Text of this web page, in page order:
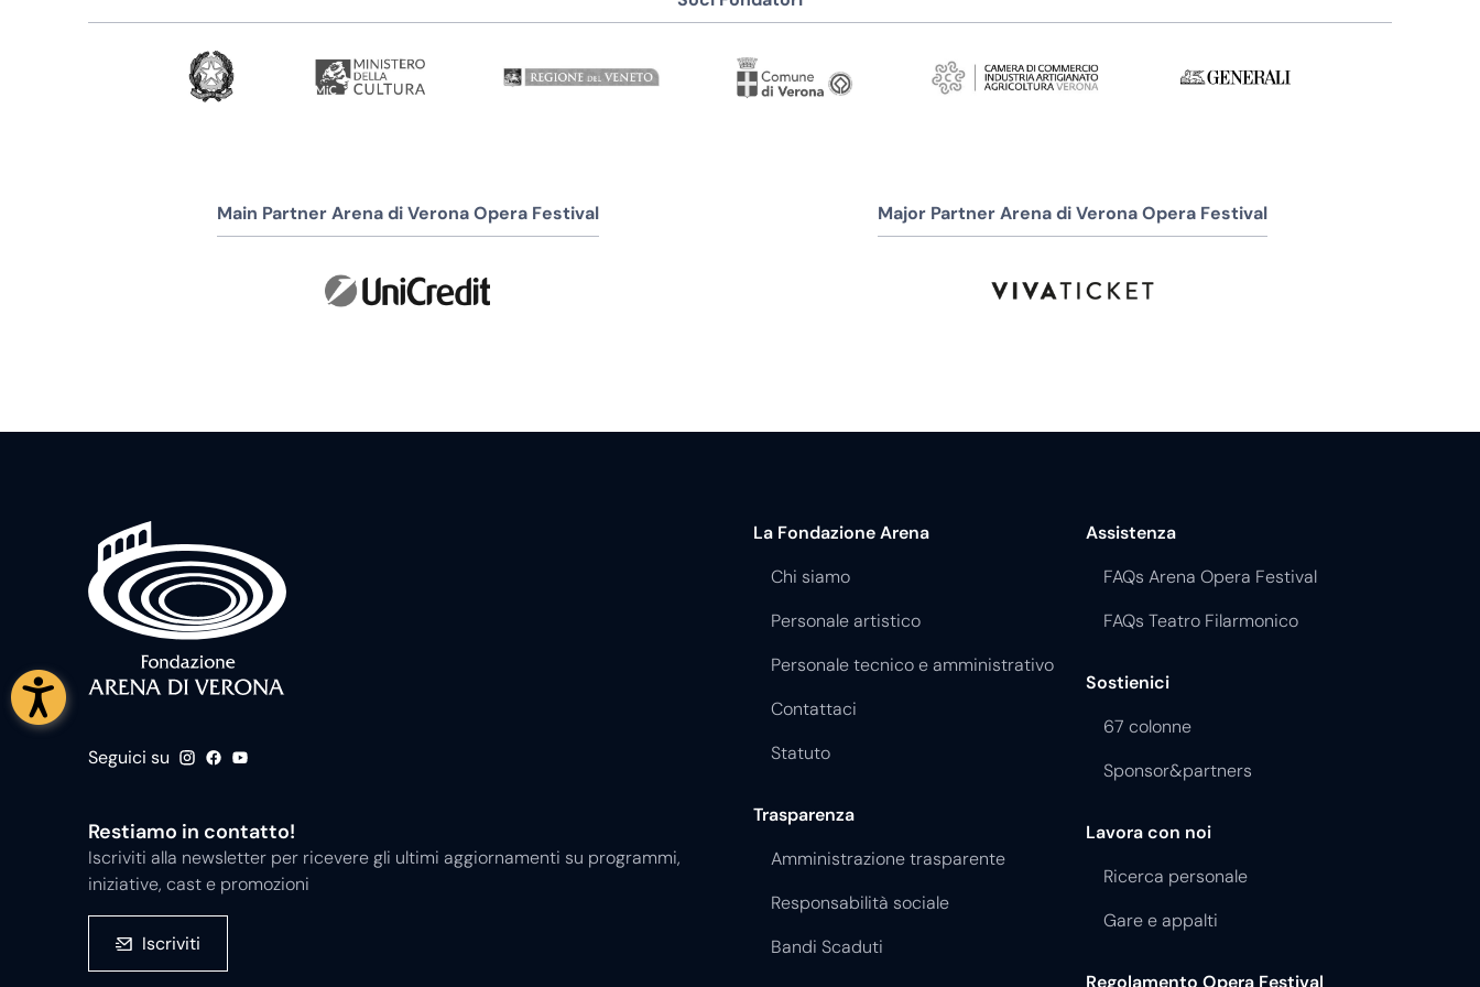
Seguici su
iniziative, cast e promozioni
Iscriviti
Chi siamo
Personale artistico
Personale tecnico e amministrativo
Contattaci
Statuto
Trasparenza
Responsabilità sociale
Bandi Scaduti
Le nostre opere
FAQs Arena Opera Festival
FAQs Teatro Filarmonico
Sostienici
67 colonne
Sponsor&partners
Lavora con noi
Ricerca personale
Gare e appalti
Regolamento Opera Festival
Regolamento Teatro Filarmonico